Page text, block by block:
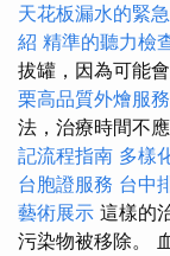
天花板漏水的緊
紹 精準的聽力檢
拔罐，因為可能
栗高品質外燴服務
法，治療時間不
記流程指南 多樣
台胞證服務 台中
藝術展示 這樣的
污染物被移除。